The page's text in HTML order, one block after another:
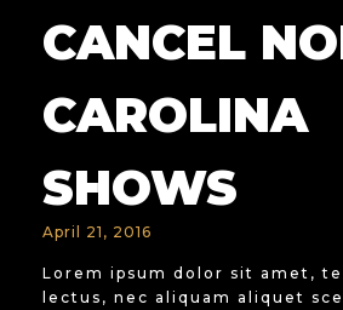
CANCEL
CAROLINA
SHOWS
April 21, 2016
Lorem ipsum dolor sit amet,
lectus, nec aliquam aliquet